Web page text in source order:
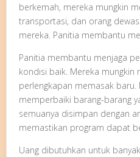
berkemah, mereka mungkin
transportasi, dan orang
mereka. Panitia membantu
Panitia membantu menjaga
kondisi baik. Mereka
perlengkapan memasak
memperbaiki barang-barang
semuanya disimpan dengan
memastikan program dapat
Uang dibutuhkan untuk